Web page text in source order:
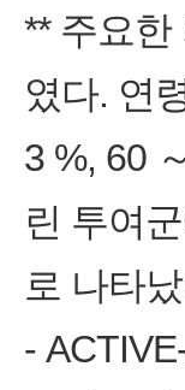
** 주요
였다. 연
3 %, 60
린 투여
로 나타
-